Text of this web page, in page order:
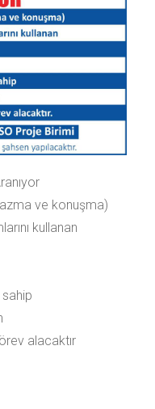
ve konuşma)
kullanan
alacaktır